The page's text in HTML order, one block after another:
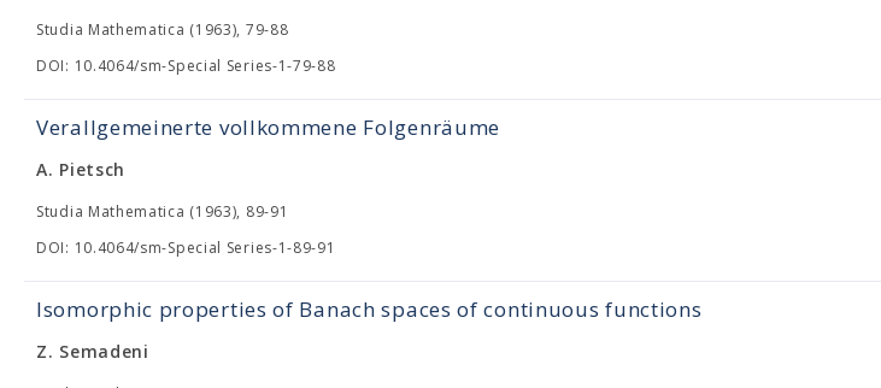
Studia Mathematica (1963), 79-88
DOI: 10.4064/sm-Special Series-1-79-88
Verallgemeinerte vollkommene Folgenräume
A. Pietsch
Studia Mathematica (1963), 89-91
DOI: 10.4064/sm-Special Series-1-89-91
Isomorphic properties of Banach spaces of continuous functions
Z. Semadeni